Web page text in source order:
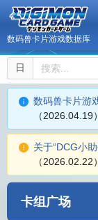
数码兽卡片游戏数据库
日
数码兽卡片游
（2026.04.19）
关于“DCG小
（2026.02.22）
卡组广场